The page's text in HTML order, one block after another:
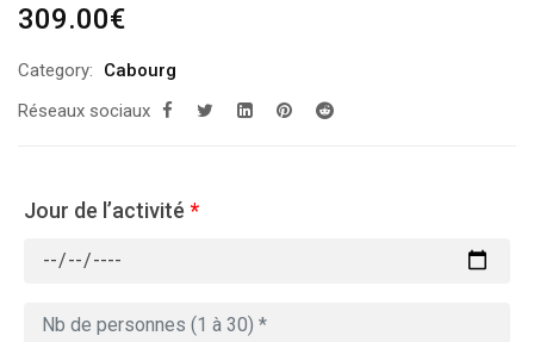
309.00€
Category:
Cabourg
Réseaux sociaux
Jour de l’activité *